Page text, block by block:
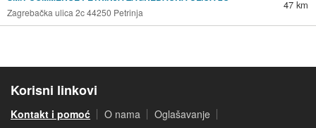
Zagrebačka ulica 2c 44250 Petrinja
47 km
Korisni linkovi
Kontakt i pomoć O nama
Oglašavanje